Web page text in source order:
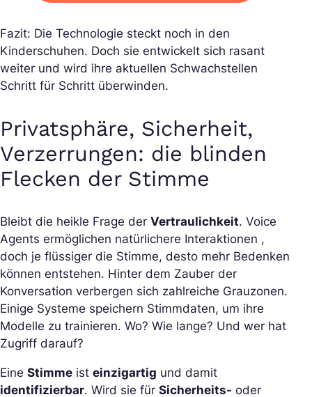
Fazit: Die Technologie steckt noch in den
Kinderschuhen. Doch sie entwickelt sich rasant
weiter und wird ihre aktuellen Schwachstellen
Schritt für Schritt überwinden.
Privatsphäre, Sicherheit,
Verzerrungen: die blinden
Flecken der Stimme
Bleibt die heikle Frage der Vertraulichkeit. Voice
Agents ermöglichen natürlichere Interaktionen ,
doch je flüssiger die Stimme, desto mehr Bedenken
können entstehen. Hinter dem Zauber der
Konversation verbergen sich zahlreiche Grauzonen.
Einige Systeme speichern Stimmdaten, um ihre
Modelle zu trainieren. Wo? Wie lange? Und wer hat
Zugriff darauf?
Eine Stimme ist einzigartig und damit
identifizierbar. Wird sie für Sicherheits- oder